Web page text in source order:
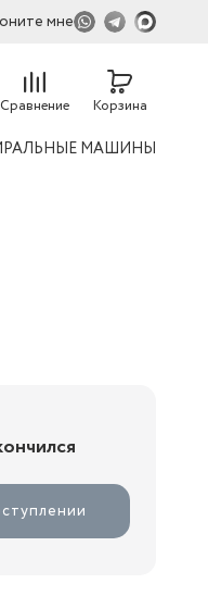
мне
Сравнение
54
Корзина
МАШИНЫ